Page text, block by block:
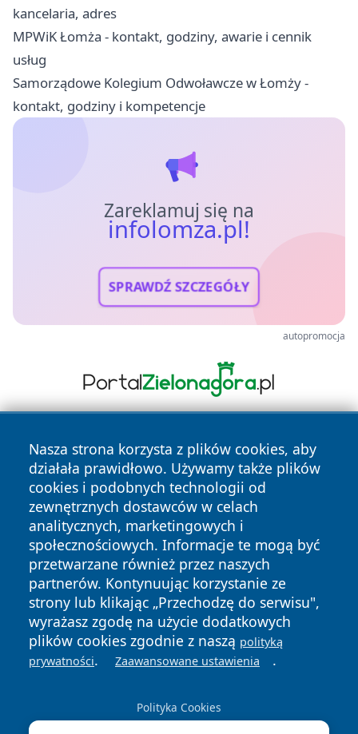
kancelaria, adres
MPWiK Łomża - kontakt, godziny, awarie i cennik
usług
Samorządowe Kolegium Odwoławcze w Łomży -
kontakt, godziny i kompetencje
Zareklamuj się na
infolomza.pl!
SPRAWDŹ SZCZEGÓŁY
autopromocja
Nasza strona korzysta z plików cookies, aby
działała prawidłowo. Używamy także plików
cookies i podobnych technologii od
zewnętrznych dostawców w celach
analitycznych, marketingowych i
społecznościowych. Informacje te mogą być
przetwarzane również przez naszych
partnerów. Kontynuując korzystanie ze
strony lub klikając „Przechodzę do serwisu",
wyrażasz zgodę na użycie dodatkowych
plików cookies zgodnie z naszą polityką
prywatności. Zaawansowane ustawienia .
Polityka Cookies
Copyright © 2026 infolomza.pl Wszystkie prawa zastrzeżone.
News Autorzy
Polityka
Prywatności
Polityka
Cookies